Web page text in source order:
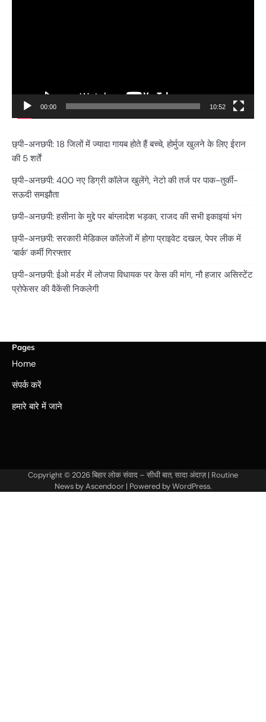
00:00 10:52
छ्पी-अनछपी: 18 जिलों में ज्यादा गायब होते हैं बच्चे, होर्मुज खुलने के लिए ईरान
की 5 शर्तें
छ्पी-अनछपी: 400 नए डिग्री कॉलेज खुलेंगे, नेटो की तर्ज पर पाक-तुर्की-
सऊदी समझौता
छपी-अनछपी: हसीना के मुद्दे पर बांग्लादेश भड़का, राजद की सभी इकाइयां भंग
छ्पी-अनछपी: सरकारी मेडिकल कॉलेजों में होगा प्राइवेट दखल, पेपर लीक में
‘बार्क’ कर्मी गिरफ्तार
छ्पी-अनछपी: ईओ मर्डर में लोजपा विधायक पर केस की मांग, नौ हजार असिस्टेंट
प्रोफेसर की वैकेंसी निकलेगी
Pages
Home
संपर्क करें
हमारे बारे में जाने
Copyright © 2026बिहार लोक संवाद – सीधी बात, सादा अंदाज़| Routine
News byAscendoor| Powered byWordPress.